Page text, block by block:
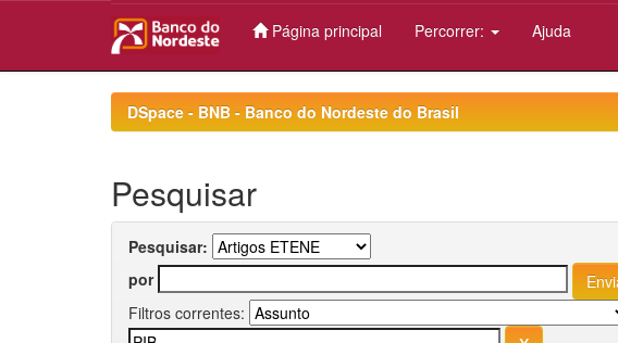
Página principal Percorrer: Ajuda
DSpace - BNB - Banco do Nordeste do Brasil
Pesquisar
Pesquisar:
por
Filtros correntes: